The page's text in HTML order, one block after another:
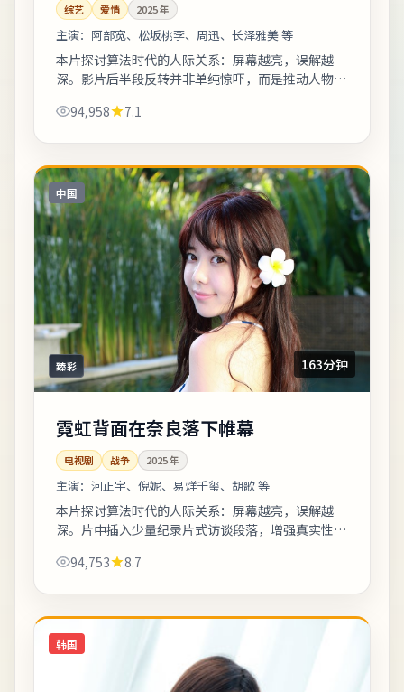
综艺 爱情 2025年
主演： 阿部宽、松坂桃李、周迅、长泽雅美 等
本片探讨算法时代的人际关系：屏幕越亮，误解越
深。影片后半段反转并非单纯惊吓，而是推动人物完
爱好者可按图索骥打卡。《大阪：樱花月台无...
94,958 7.1
中国
臻彩 163分钟
霓虹背面在奈良落下帷幕
电视剧 战争 2025年
主演： 河正宇、倪妮、易烊千玺、胡歌 等
本片探讨算法时代的人际关系：屏幕越亮，误解越
深。片中插入少量纪录片式访谈段落，增强真实性与
机可信的作品，值得安静看完。《霓虹背面在...
94,753 8.7
韩国